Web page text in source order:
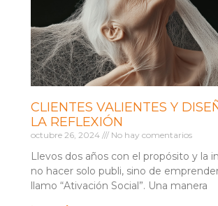
CLIENTES VALIENTES Y
LA REFLEXIÓN
octubre 26, 2024 No hay comentarios
Llevos dos años con el propósito y la
no hacer solo publi, sino de
llamo “Ativación Social”. Una manera